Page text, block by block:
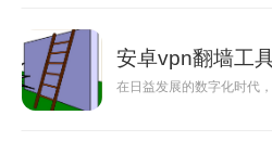
安卓vpn翻墙工
在日益发展的数字化时代